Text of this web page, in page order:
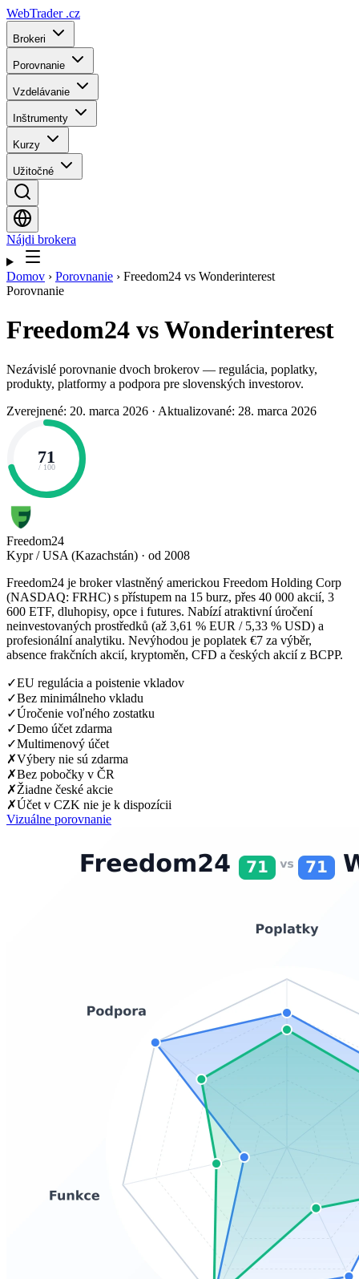
WebTrader .cz
Brokeri
Porovnanie
Vzdelávanie
Inštrumenty
Kurzy
Užitočné
Nájdi brokera
Domov › Porovnanie › Freedom24 vs Wonderinterest
Porovnanie
Freedom24 vsWonderinterest
Nezávislé porovnanie dvoch brokerov — regulácia, poplatky,
produkty, platformy a podpora pre slovenských investorov.
Zverejnené: 20. marca 2026 · Aktualizované: 28. marca 2026
71
/ 100
Freedom24
Kypr / USA (Kazachstán) · od 2008
Freedom24 je broker vlastněný americkou Freedom Holding Corp
(NASDAQ: FRHC) s přístupem na 15 burz, přes 40 000 akcií, 3
600 ETF, dluhopisy, opce i futures. Nabízí atraktivní úročení
neinvestovaných prostředků (až 3,61 % EUR / 5,33 % USD) a
profesionální analytiku. Nevýhodou je poplatek €7 za výběr,
absence frakčních akcií, kryptoměn, CFD a českých akcií z BCPP.
✓EU regulácia a poistenie vkladov
✓Bez minimálneho vkladu
✓Úročenie voľného zostatku
✓Demo účet zdarma
✓Multimenový účet
✗Výbery nie sú zdarma
✗Bez pobočky v ČR
✗Žiadne české akcie
✗Účet v CZK nie je k dispozícii
Vizuálne porovnanie